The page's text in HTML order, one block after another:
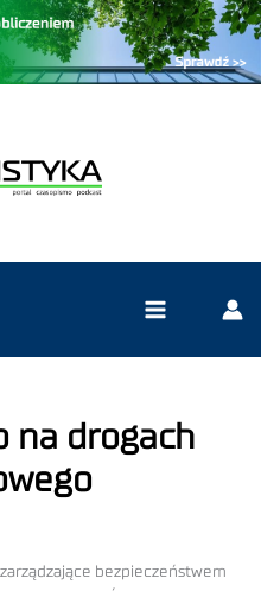
na drogach
bezpieczeństwem